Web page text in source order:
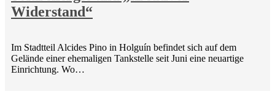
Widerstand“
Im Stadtteil Alcides Pino in Holguín befindet sich auf dem
Gelände einer ehemaligen Tankstelle seit Juni eine neuartige
Einrichtung. Wo…